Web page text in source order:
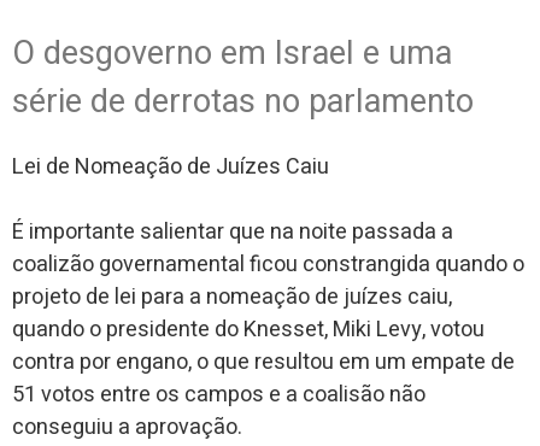
O desgoverno em Israel e uma
série de derrotas no parlamento
Lei de Nomeação de Juízes Caiu
É importante salientar que na noite passada a
coalizão governamental ficou constrangida quando o
projeto de lei para a nomeação de juízes caiu,
quando o presidente do Knesset, Miki Levy, votou
contra por engano, o que resultou em um empate de
51 votos entre os campos e a coalisão não
conseguiu a aprovação.